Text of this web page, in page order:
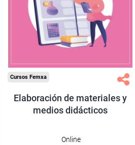
Sin requisitos de acceso
Diploma
Compra segura
Cursos Femxa
Elaboración de materiales y
medios didácticos
Online